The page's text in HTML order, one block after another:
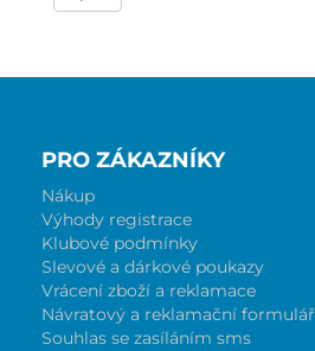
PRO ZÁKAZNÍKY
Nákup
Výhody registrace
Klubové podmínky
Slevové a dárkové poukazy
Vrácení zboží a reklamace
Návratový a reklamační formulář
Souhlas se zasíláním sms